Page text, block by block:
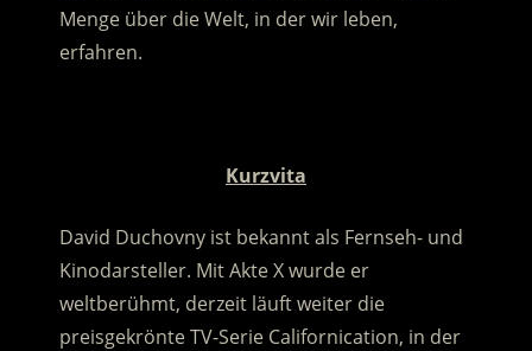
Menge über die Welt, in der wir leben,
erfahren.
Kurzvita
David Duchovny ist bekannt als Fernseh- und
Kinodarsteller. Mit Akte X wurde er
weltberühmt, derzeit läuft weiter die
preisgekrönte TV-Serie Californication, in der